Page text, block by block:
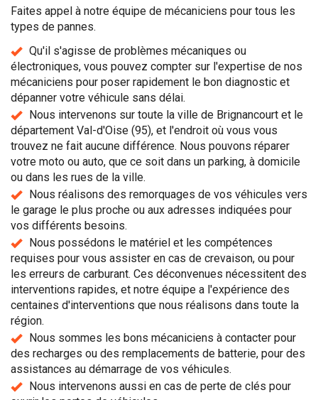
Faites appel à notre équipe de mécaniciens pour tous les
types de pannes.
Qu'il s'agisse de problèmes mécaniques ou
électroniques, vous pouvez compter sur l'expertise de nos
mécaniciens pour poser rapidement le bon diagnostic et
dépanner votre véhicule sans délai.
Nous intervenons sur toute la ville de Brignancourt et le
département Val-d'Oise (95), et l'endroit où vous vous
trouvez ne fait aucune différence. Nous pouvons réparer
votre moto ou auto, que ce soit dans un parking, à domicile
ou dans les rues de la ville.
Nous réalisons des remorquages de vos véhicules vers
le garage le plus proche ou aux adresses indiquées pour
vos différents besoins.
Nous possédons le matériel et les compétences
requises pour vous assister en cas de crevaison, ou pour
les erreurs de carburant. Ces déconvenues nécessitent des
interventions rapides, et notre équipe a l'expérience des
centaines d'interventions que nous réalisons dans toute la
région.
Nous sommes les bons mécaniciens à contacter pour
des recharges ou des remplacements de batterie, pour des
assistances au démarrage de vos véhicules.
Nous intervenons aussi en cas de perte de clés pour